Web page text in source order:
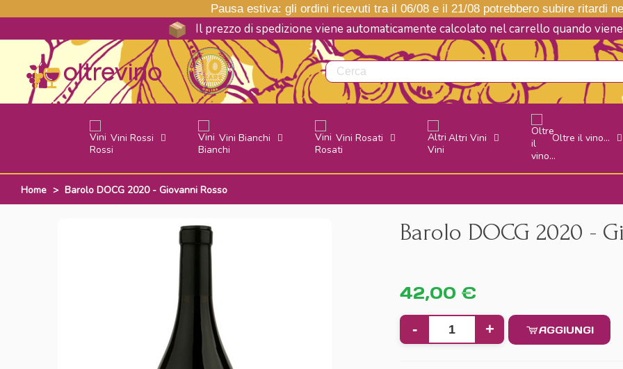
Pausa estiva: gli ordini ricevuti tra il 06/08 e il 21/08 potrebbero subire ritardi
Il prezzo di spedizione viene automaticamente calcolato nel carrello quando
Vini Rossi Vini Bianchi Vini Rosati Altri Vini Oltre il vino...
Home > Barolo DOCG 2020 - Giovanni Rosso
Barolo DOCG 2020 -
42,00 €
- + AGGIUNGI